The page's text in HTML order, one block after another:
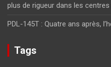
plus de rigueur dans les
PDL-145T : Quatre ans après,
Tags